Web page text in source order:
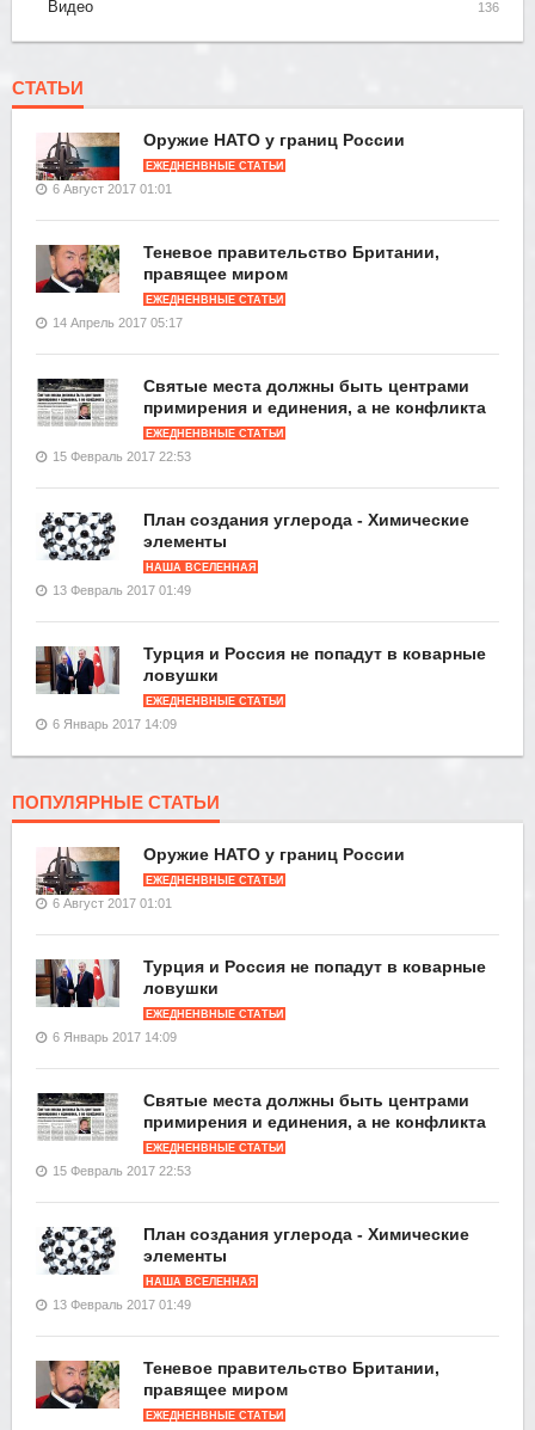
Видео 136
СТАТЬИ
Оружие НАТО у границ России
ЕЖЕДНЕНВНЫЕ СТАТЬИ
6 Август 2017 01:01
Теневое правительство Британии,
правящее миром
ЕЖЕДНЕНВНЫЕ СТАТЬИ
14 Апрель 2017 05:17
Святые места должны быть центрами
примирения и единения, а не конфликта
ЕЖЕДНЕНВНЫЕ СТАТЬИ
15 Февраль 2017 22:53
План создания углерода - Химические
элементы
НАША ВСЕЛЕННАЯ
13 Февраль 2017 01:49
Турция и Россия не попадут в коварные
ловушки
ЕЖЕДНЕНВНЫЕ СТАТЬИ
6 Январь 2017 14:09
ПОПУЛЯРНЫЕ СТАТЬИ
Оружие НАТО у границ России
ЕЖЕДНЕНВНЫЕ СТАТЬИ
6 Август 2017 01:01
Турция и Россия не попадут в коварные
ловушки
ЕЖЕДНЕНВНЫЕ СТАТЬИ
6 Январь 2017 14:09
Святые места должны быть центрами
примирения и единения, а не конфликта
ЕЖЕДНЕНВНЫЕ СТАТЬИ
15 Февраль 2017 22:53
План создания углерода - Химические
элементы
НАША ВСЕЛЕННАЯ
13 Февраль 2017 01:49
Теневое правительство Британии,
правящее миром
ЕЖЕДНЕНВНЫЕ СТАТЬИ